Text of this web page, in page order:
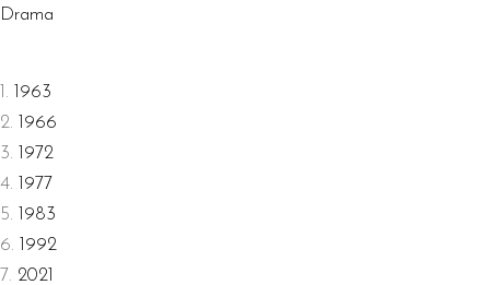
Drama
1963
1966
1972
1977
1983
1992
2021